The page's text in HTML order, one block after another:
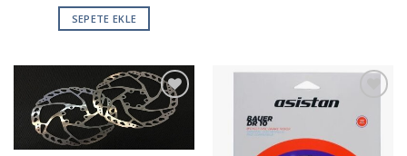
SEPETE EKLE
Add to
wishlist
wishlist